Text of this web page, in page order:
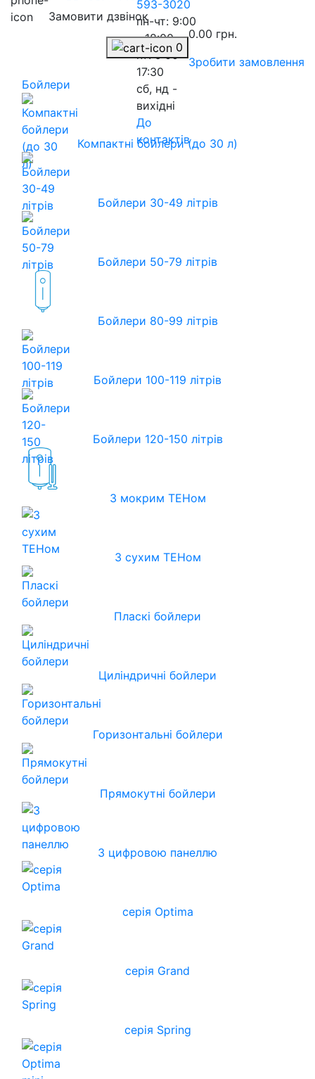
593-3020
пн-чт: 9:00
- 18:00
пт: 9:00 -
17:30
сб, нд -
вихідні
До
контактів
Замовити дзвінок
0
0.00 грн.
Зробити замовлення
Бойлери
Компактні бойлери (до 30 л)
Бойлери 30-49 літрів
Бойлери 50-79 літрів
Бойлери 80-99 літрів
Бойлери 100-119 літрів
Бойлери 120-150 літрів
З мокрим ТЕНом
З сухим ТЕНом
Пласкі бойлери
Циліндричні бойлери
Горизонтальні бойлери
Прямокутні бойлери
З цифровою панеллю
серія Optima
серія Grand
серія Spring